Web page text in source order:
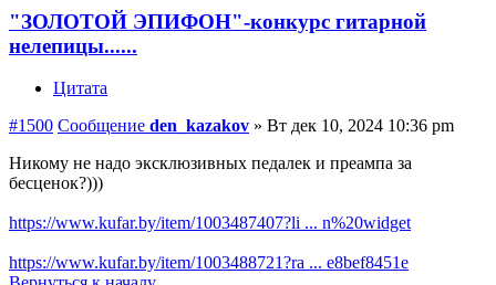
"ЗОЛОТОЙ ЭПИФОН"-конкурс гитарной
нелепицы......
Цитата
#1500 Сообщение den_kazakov » Вт дек 10, 2024 10:36 pm
Никому не надо эксклюзивных педалек и преампа за
бесценок?)))
https://www.kufar.by/item/1003487407?li ... n%20widget
https://www.kufar.by/item/1003488721?ra ... e8bef8451e